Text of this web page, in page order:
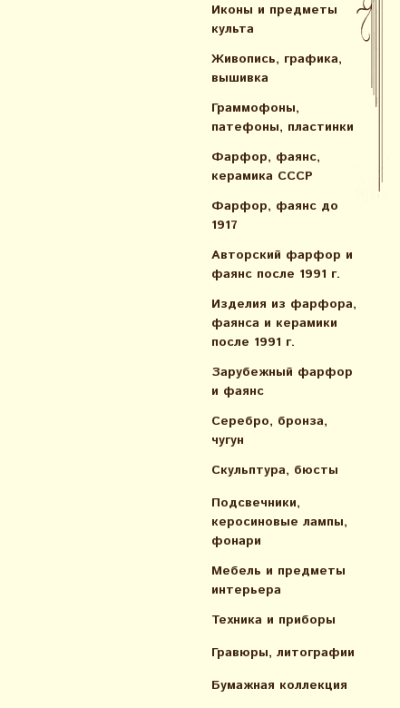
Иконы и предметы
культа
Живопись, графика,
вышивка
Граммофоны,
патефоны, пластинки
Фарфор, фаянс,
керамика СССР
Фарфор, фаянс до
1917
Авторский фарфор и
фаянс после 1991 г.
Изделия из фарфора,
фаянса и керамики
после 1991 г.
Зарубежный фарфор
и фаянс
Серебро, бронза,
чугун
Скульптура, бюсты
Подсвечники,
керосиновые лампы,
фонари
Мебель и предметы
интерьера
Техника и приборы
Гравюры, литографии
Бумажная коллекция